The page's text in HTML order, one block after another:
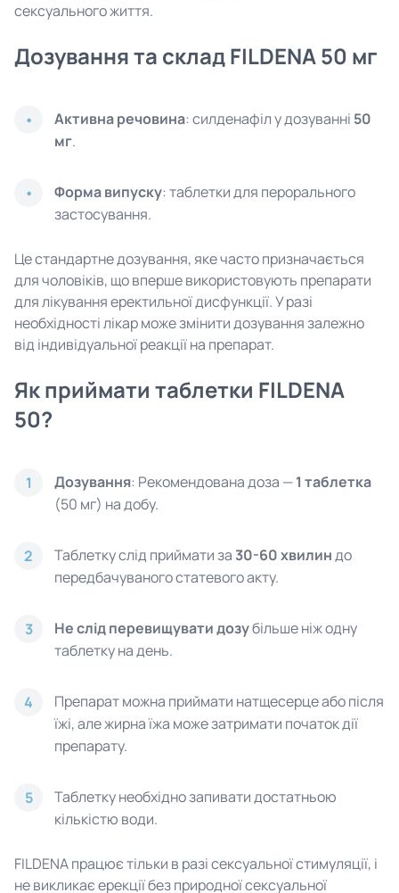
сексуального життя.
Дозування та склад FILDENA 50 мг
Активна речовина: силденафіл у дозуванні 50
мг.
Форма випуску: таблетки для перорального
застосування.
Це стандартне дозування, яке часто призначається
для чоловіків, що вперше використовують препарати
для лікування еректильної дисфункції. У разі
необхідності лікар може змінити дозування залежно
від індивідуальної реакції на препарат.
Як приймати таблетки FILDENA
50?
1 Дозування: Рекомендована доза —1 таблетка
(50 мг) на добу.
2 Таблетку слід приймати за 30-60 хвилиндо
передбачуваного статевого акту.
3 Не слід перевищувати дозубільше ніж одну
таблетку на день.
4
Препарат можна приймати натщесерце або після
їжі, але жирна їжа може затримати початок дії
препарату.
5
Таблетку необхідно запивати достатньою
кількістю води.
FILDENA працює тільки в разі сексуальної стимуляції, і
не викликає ерекції без природної сексуальної